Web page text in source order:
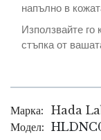
напълно в
Използвайте го
стъпка от
Марка: Hada
Модел: